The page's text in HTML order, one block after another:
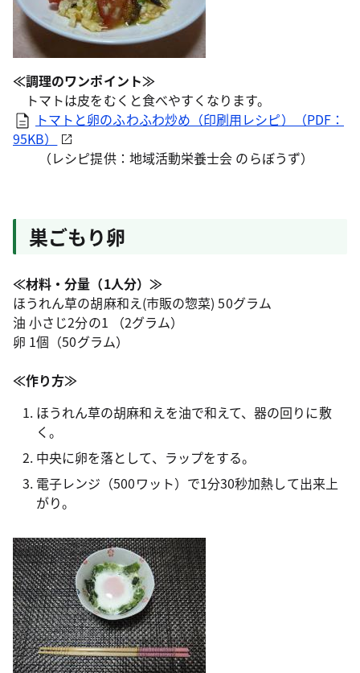
≪調理のワンポイント≫
トマトは皮をむくと食べやすくなります。
トマトと卵のふわふわ炒め（印刷用レシピ）（PDF：
95KB）
（レシピ提供：地域活動栄養士会 のらぼうず）
巣ごもり卵
≪材料・分量（1人分）≫
ほうれん草の胡麻和え(市販の惣菜) 50グラム
油 小さじ2分の1 （2グラム）
卵 1個（50グラム）
≪作り方≫
ほうれん草の胡麻和えを油で和えて、器の回りに敷
く。
中央に卵を落として、ラップをする。
電子レンジ（500ワット）で1分30秒加熱して出来上
がり。